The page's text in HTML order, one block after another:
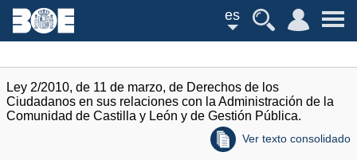
es
Ley 2/2010, de 11 de marzo, de Derechos de los
Ciudadanos en sus relaciones con la Administración de la
Comunidad de Castilla y León y de Gestión Pública.
Ver texto consolidado